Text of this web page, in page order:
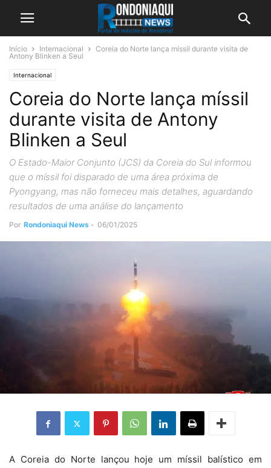
Início Internacional
Coreia do Norte lança míssil durante visita de
Antony Blinken a Seul
Internacional
Coreia do Norte lança míssil
durante visita de Antony
Blinken a Seul
O Estado-Maior Conjunto (JCS) da Coreia do Sul informou
que o míssil foi disparado de uma área próxima de
Pyongyang, mas não forneceu mais detalhes, aguardando
resultados de uma análise do lançamento
Por Rondoniaqui News - 06/01/2025
A Coreia do Norte lançou hoje um míssil balístico em